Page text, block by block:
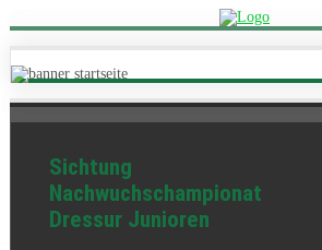
Sichtung
Nachwuchschampionat
Dressur Junioren